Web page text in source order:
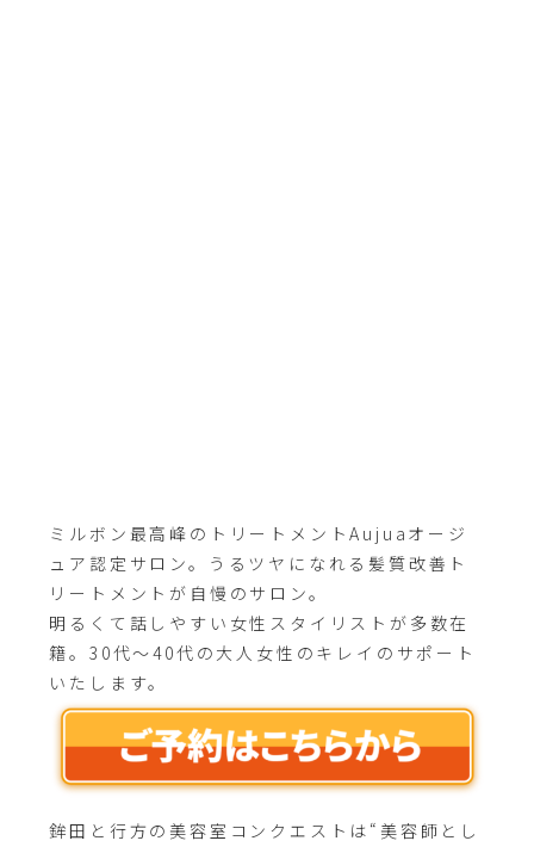
ミルボン最高峰のトリートメントAujuaオージ
ュア認定サロン。うるツヤになれる髪質改善ト
リートメントが自慢のサロン。
明るくて話しやすい女性スタイリストが多数在
籍。30代～40代の大人女性のキレイのサポート
いたします。
鉾田と行方の美容室コンクエストは“美容師とし